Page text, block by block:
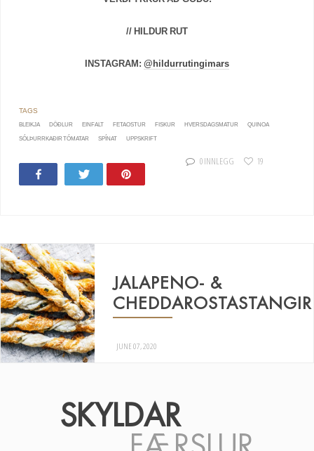
// HILDUR RUT
INSTAGRAM:@hildurrutingimars
BLEIKJA DÖÐLUR EINFALT FETAOSTUR FISKUR HVERSDAGSMATUR QUINOA
SÓLÞURRKAÐIR TÓMATAR SPÍNAT UPPSKRIFT
Tweet
0 INNLEGG 19
JALAPENO- &
CHEDDAROSTASTANGIR
JUNE 07, 2020
SKYLDAR